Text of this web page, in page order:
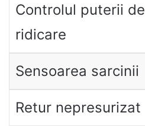
Controlul puterii de
ridicare
Sensoarea sarcinii
Retur nepresurizat